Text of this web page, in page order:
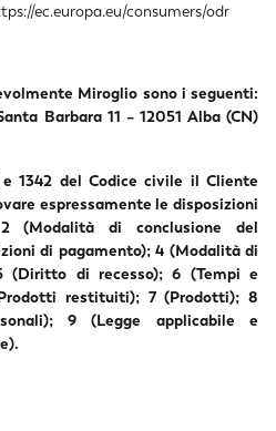
ec.europa.eu/consumers/odr
Miroglio sono i seguenti:
Barbara 11 – 12051 Alba (CN)
1342 del Codice civile il Cliente
espressamente le disposizioni
(Modalità di conclusione del
di pagamento); 4 (Modalità di
(Diritto di recesso); 6 (Tempi e
restituiti); 7 (Prodotti); 8
9 (Legge applicabile e